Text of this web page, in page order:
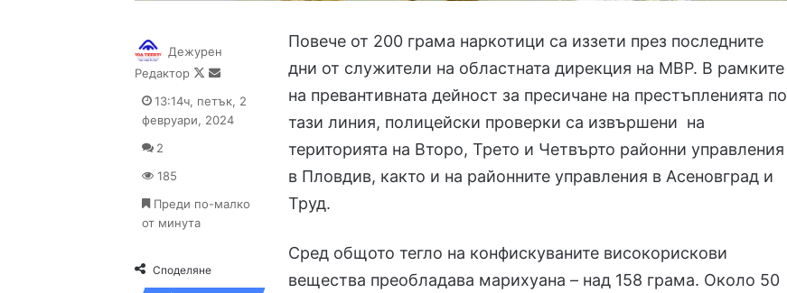
Повече от 200 грама наркотици са иззети през последните
дни от служители на областната дирекция на МВР. В рамките
на превантивната дейност за пресичане на престъпленията по
тази линия, полицейски проверки са извършени на
територията на Второ, Трето и Четвърто районни управления
в Пловдив, както и на районните управления в Асеновград и
Труд.
Сред общото тегло на конфискуваните високорискови
вещества преобладава марихуана – над 158 грама. Около 50
Дежурен
Редактор
Follow
X
Send
email
13:14ч, петък, 2
февруари, 2024
2
185
Преди по-малко
от минута
Споделяне